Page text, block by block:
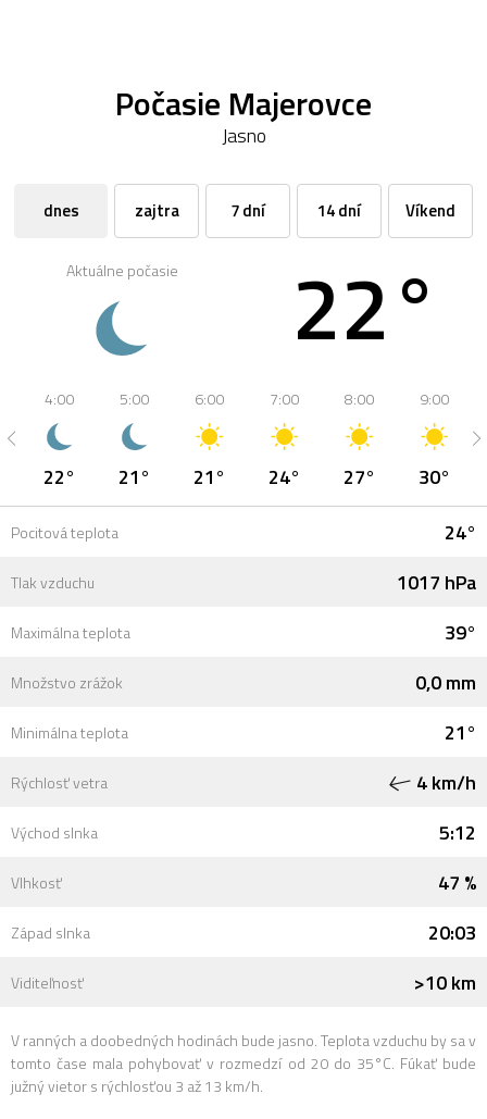
Počasie Majerovce
Jasno
dnes zajtra 7 dní 14 dní Víkend
Aktuálne počasie 22°
4:00
22°
5:00
21°
6:00
21°
7:00
24°
8:00
27°
9:00
30°
Pocitová teplota 24°
Tlak vzduchu 1017 hPa
Maximálna teplota 39°
Množstvo zrážok 0,0 mm
Minimálna teplota 21°
Rýchlosť vetra 4 km/h
Východ slnka 5:12
Vlhkosť 47 %
Západ slnka 20:03
Viditeľnosť >10 km
V ranných a doobedných hodinách bude jasno. Teplota vzduchu by sa v
tomto čase mala pohybovať v rozmedzí od 20 do 35°C. Fúkať bude
južný vietor s rýchlosťou 3 až 13 km/h.